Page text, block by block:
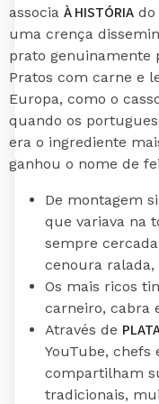
associa À HISTÓRIA do
uma crença
prato genuinamente
Pratos com carne e
Europa, como o
quando os
era o ingrediente
ganhou o nome de
De montagem
que variava na
sempre
cenoura
Os mais ricos
carneiro, cabra
Através de
YouTube,
compartilham
tradicionais,